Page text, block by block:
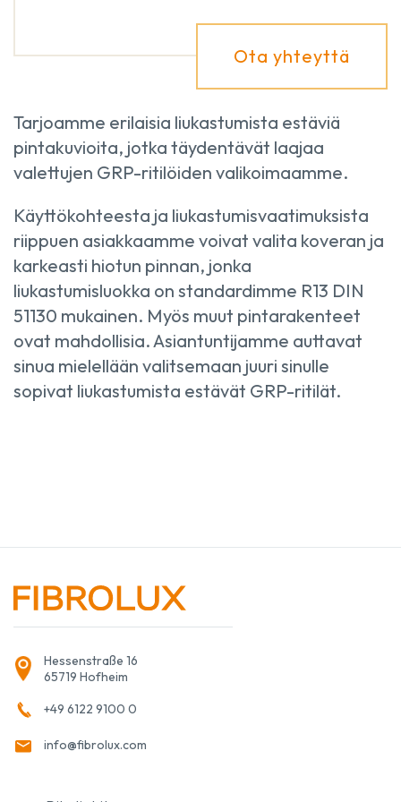
Ota yhteyttä
Tarjoamme erilaisia liukastumista estäviä
pintakuvioita, jotka täydentävät laajaa
valettujen GRP-ritilöiden valikoimaamme.
Käyttökohteesta ja liukastumisvaatimuksista
riippuen asiakkaamme voivat valita koveran ja
karkeasti hiotun pinnan, jonka
liukastumisluokka on standardimme R13 DIN
51130 mukainen. Myös muut pintarakenteet
ovat mahdollisia. Asiantuntijamme auttavat
sinua mielellään valitsemaan juuri sinulle
sopivat liukastumista estävät GRP-ritilät.
Hessenstraße 16
65719 Hofheim
+49 6122 9100 0
info@fibrolux.com